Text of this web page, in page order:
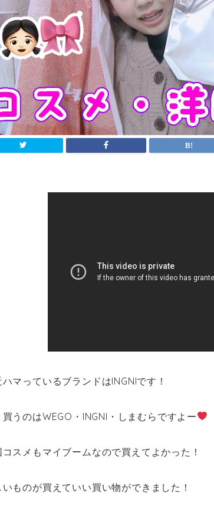
マっているブランドはINGNIです！
買うのはWEGO・INGNI・しまむらですよー
コスメもマイブームなので買えてよかった！
いものが買えていい買い物ができました！